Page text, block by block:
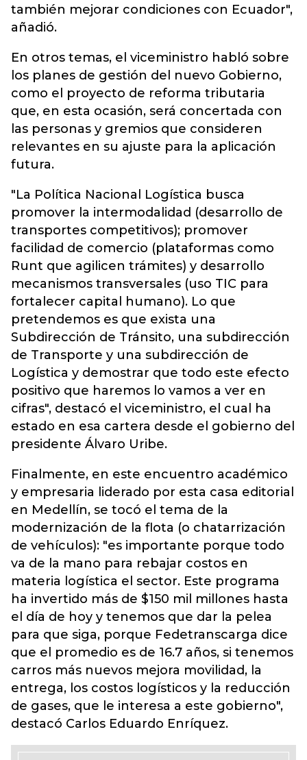
también mejorar condiciones con Ecuador",
añadió.
En otros temas, el viceministro habló sobre
los planes de gestión del nuevo Gobierno,
como el proyecto de reforma tributaria
que, en esta ocasión, será concertada con
las personas y gremios que consideren
relevantes en su ajuste para la aplicación
futura.
"La Política Nacional Logística busca
promover la intermodalidad (desarrollo de
transportes competitivos); promover
facilidad de comercio (plataformas como
Runt que agilicen trámites) y desarrollo
mecanismos transversales (uso TIC para
fortalecer capital humano). Lo que
pretendemos es que exista una
Subdirección de Tránsito, una subdirección
de Transporte y una subdirección de
Logística y demostrar que todo este efecto
positivo que haremos lo vamos a ver en
cifras", destacó el viceministro, el cual ha
estado en esa cartera desde el gobierno del
presidente Álvaro Uribe.
Finalmente, en este encuentro académico
y empresaria liderado por esta casa editorial
en Medellín, se tocó el tema de la
modernización de la flota (o chatarrización
de vehículos): "es importante porque todo
va de la mano para rebajar costos en
materia logística el sector. Este programa
ha invertido más de $150 mil millones hasta
el día de hoy y tenemos que dar la pelea
para que siga, porque Fedetranscarga dice
que el promedio es de 16.7 años, si tenemos
carros más nuevos mejora movilidad, la
entrega, los costos logísticos y la reducción
de gases, que le interesa a este gobierno",
destacó Carlos Eduardo Enríquez.